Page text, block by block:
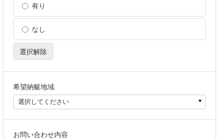
有り
なし
選択解除
希望納艇地域
選択してください
お問い合わせ内容